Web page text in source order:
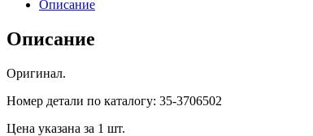
пружиной
ГАЗ-21/24
(ОРИГИНАЛ)
Описание
Описание
Оригинал.
Номер детали по каталогу: 35-3706502
Цена указана за 1 шт.